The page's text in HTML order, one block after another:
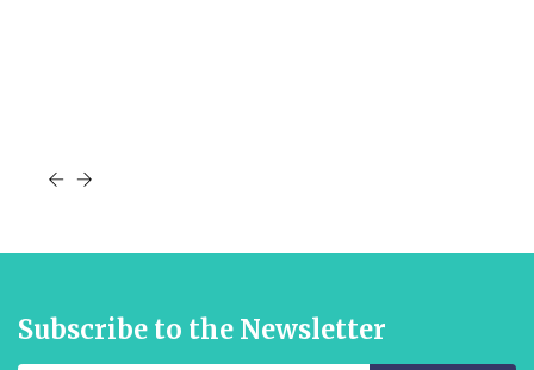
Subscribe to the Newsletter